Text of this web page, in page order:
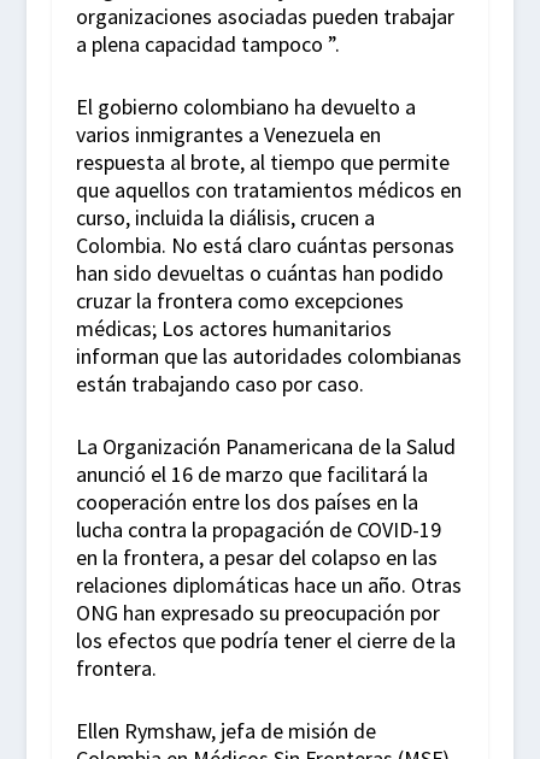
organizaciones asociadas pueden trabajar
a plena capacidad tampoco ”.
El gobierno colombiano ha devuelto a
varios inmigrantes a Venezuela en
respuesta al brote, al tiempo que permite
que aquellos con tratamientos médicos en
curso, incluida la diálisis, crucen a
Colombia. No está claro cuántas personas
han sido devueltas o cuántas han podido
cruzar la frontera como excepciones
médicas; Los actores humanitarios
informan que las autoridades colombianas
están trabajando caso por caso.
La Organización Panamericana de la Salud
anunció el 16 de marzo que facilitará la
cooperación entre los dos países en la
lucha contra la propagación de COVID-19
en la frontera, a pesar del colapso en las
relaciones diplomáticas hace un año. Otras
ONG han expresado su preocupación por
los efectos que podría tener el cierre de la
frontera.
Ellen Rymshaw, jefa de misión de